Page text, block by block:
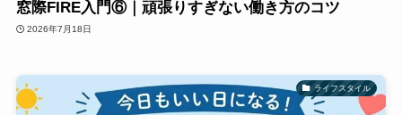
窓際FIRE入門⑥｜頑張りすぎない働き方のコツ
2026年7月18日
ライフスタイル